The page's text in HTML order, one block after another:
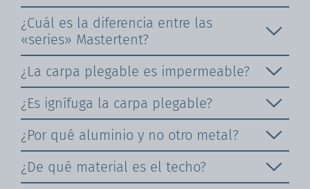
¿Cuál es la diferencia entre las
«series» Mastertent?
¿La carpa plegable es impermeable?
¿Es ignífuga la carpa plegable?
¿Por qué aluminio y no otro metal?
¿De qué material es el techo?